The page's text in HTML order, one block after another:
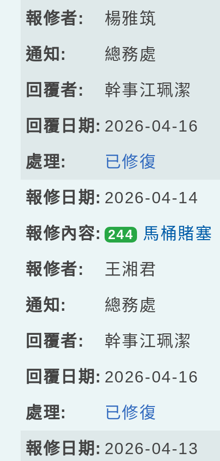
楊雅筑
總務處
幹事江珮潔
2026-04-16
已修復
2026-04-14
244 馬桶賭塞
王湘君
總務處
幹事江珮潔
2026-04-16
已修復
2026-04-13